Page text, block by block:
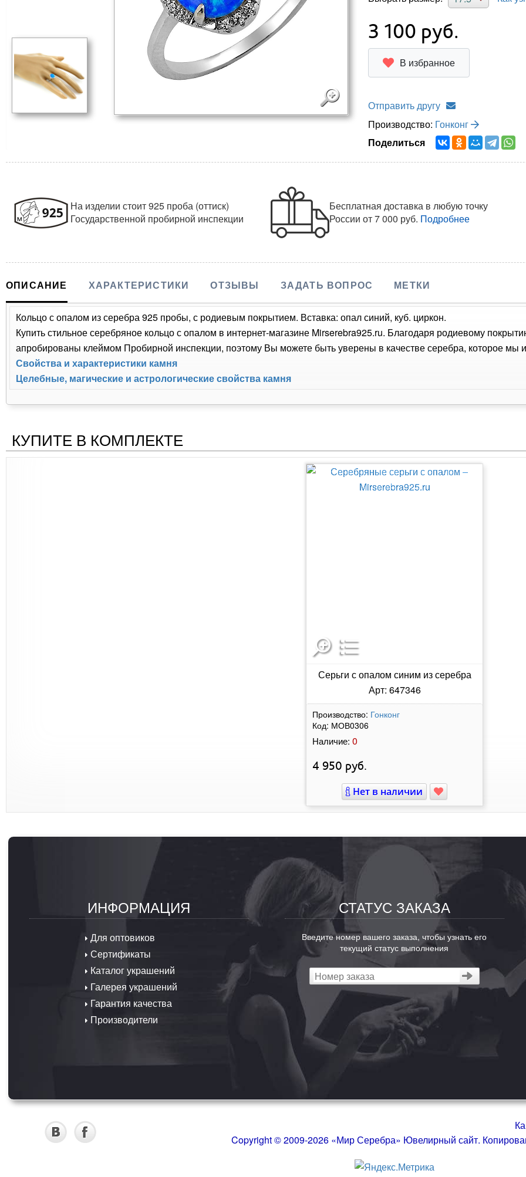
3 100 руб.
В избранное
Отправить другу
Производство: Гонконг
Поделиться
На изделии стоит 925 проба (оттиск)
Государственной пробирной инспекции
Бесплатная доставка в любую точку
Россииот 7 000 руб. Подробнее
ОПИСАНИЕ ХАРАКТЕРИСТИКИ ОТЗЫВЫ ЗАДАТЬ ВОПРОС МЕТКИ
Кольцо с опалом из серебра 925 пробы, с родиевым покрытием. Вставка: опал синий, куб. циркон.
Купить стильное серебряное кольцо с опалом в интернет-магазине Mirserebra925.ru. Благодаря родиевому
апробированы клеймом Пробирной инспекции, поэтому Вы можете быть уверены в качестве серебра, которое мы
Свойства и характеристики камня
Целебные, магические и астрологические свойства камня
КУПИТЕ В КОМПЛЕКТЕ
Серьги с опалом синим из серебра
Арт: 647346
Производство: Гонконг
Код: МОВ0306
Наличие: 0
4 950 руб.
Нет в наличии
ИНФОРМАЦИЯ
Для оптовиков
Сертификаты
Каталог украшений
Галерея украшений
Гарантия качества
Производители
СТАТУС ЗАКАЗА
Введите номер вашего заказа, чтобы узнать его
текущий статус выполнения
Copyright © 2009-2026 «Мир Серебра» Ювелирный сайт.